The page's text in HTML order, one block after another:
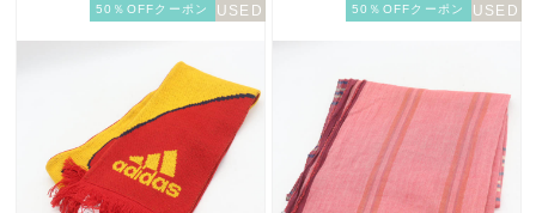
50％OFFクーポン 50％OFFクーポン